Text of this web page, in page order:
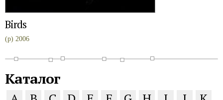
Birds
(p) 2006
Каталог